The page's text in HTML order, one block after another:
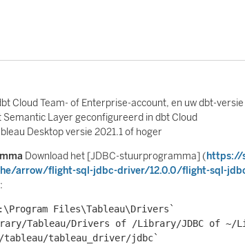
Cloud Team- of Enterprise-account, en uw dbt-versie
Semantic Layer geconfigureerd in dbt Cloud
Desktop versie 2021.1 of hoger
Download het [JDBC-stuurprogramma] (https://
arrow/flight-sql-jdbc-driver/12.0.0/flight-sql-
Files\Tableau\Drivers`
Tableau/Drivers of /Library/JDBC of ~/
tableau_driver/jdbc`